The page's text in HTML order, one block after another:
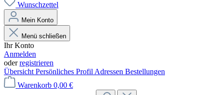
Wunschzettel
Mein Konto
Menü schließen
Ihr Konto
Anmelden
oderregistrieren
Übersicht Persönliches Profil Adressen Bestellungen
Warenkorb 0,00 €